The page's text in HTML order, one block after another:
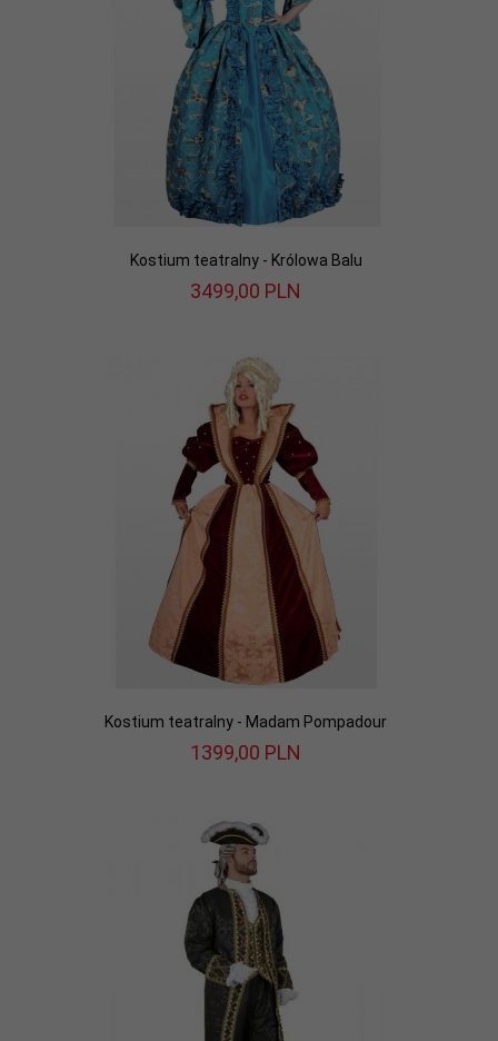
Kostium teatralny - Królowa Balu
3499,00 PLN
Kostium teatralny - Madam Pompadour
1399,00 PLN